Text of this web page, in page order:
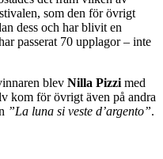
som den för övrigt
dess och har blivit en
passerat 70 upplagor – inte
blev Nilla Pizzi med
kom för övrigt även på andra
”La luna si veste d’argento”.